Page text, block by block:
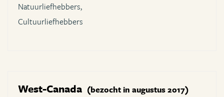
Natuurliefhebbers,
Cultuurliefhebbers
West-Canada (bezocht in augustus 2017)